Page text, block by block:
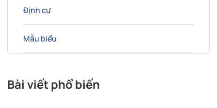
Định cư
Mẫu biểu
Bài viết phổ biến